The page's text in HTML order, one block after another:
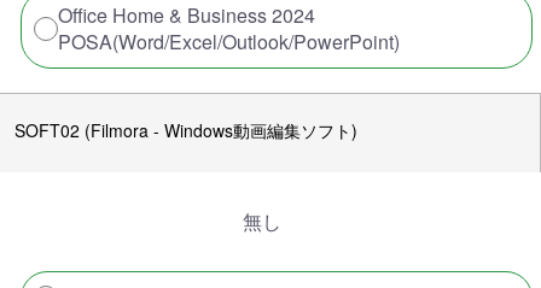
Office Home & Business 2024
POSA(Word/Excel/Outlook/PowerPoint)
SOFT02 (Filmora - Windows動画編集ソフト)
無し